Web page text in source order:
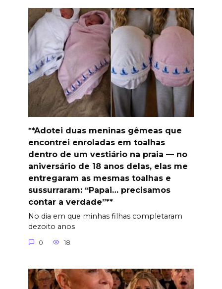
**Adotei duas meninas gêmeas que
encontrei enroladas em toalhas
dentro de um vestiário na praia — no
aniversário de 18 anos delas, elas me
entregaram as mesmas toalhas e
sussurraram: “Papai… precisamos
contar a verdade”**
No dia em que minhas filhas completaram
dezoito anos
0 18